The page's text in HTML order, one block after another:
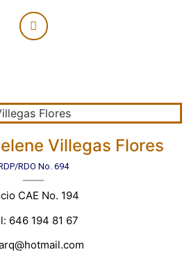
Villegas Flores
RDO No. 694
CAE No. 194
646 194 81 67